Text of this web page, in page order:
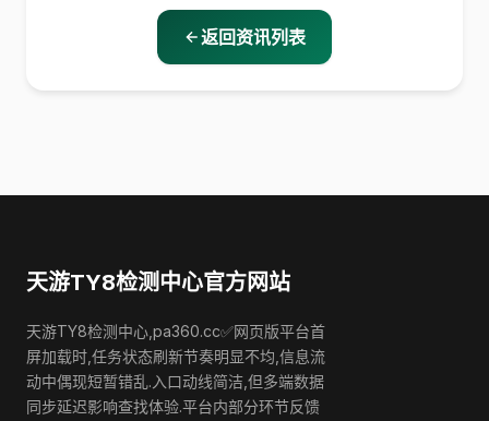
返回资讯列表
天游TY8检测中心官方网站
天游TY8检测中心,pa360.cc✅网页版平台首
屏加载时,任务状态刷新节奏明显不均,信息流
动中偶现短暂错乱.入口动线简洁,但多端数据
同步延迟影响查找体验.平台内部分环节反馈